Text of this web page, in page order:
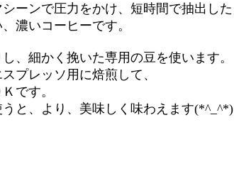
ーンで圧力をかけ、短時間で抽出し
濃いコーヒーです。
、細かく挽いた専用の豆を使います。
プレッソ用に焙煎して、
です。
と、より、美味しく味わえます(*^_^*)